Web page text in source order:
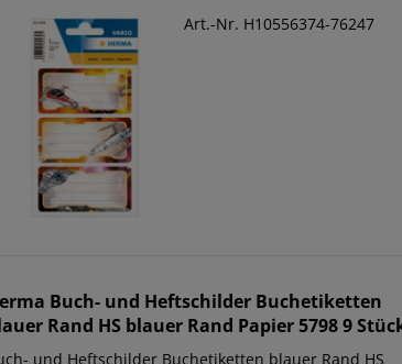
Art.-Nr. H10556374-76247
Buch- und Heftschilder Buchetiketten
Rand HS blauer Rand Papier 5798 9
und Heftschilder Buchetiketten blauer Rand HS